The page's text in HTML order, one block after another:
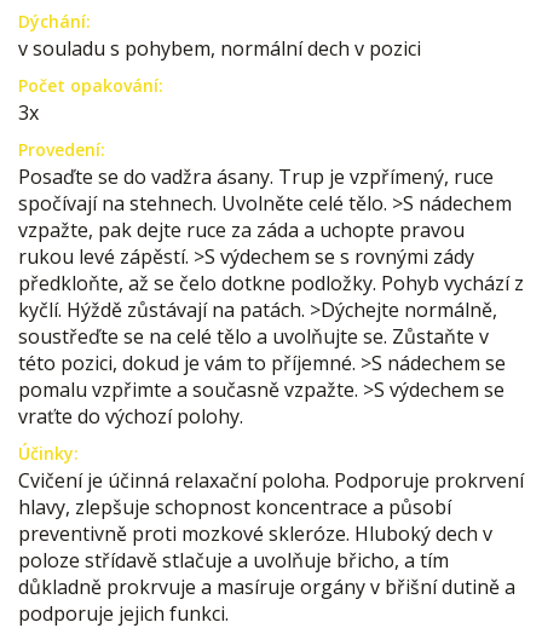
Dýchání:
v souladu s pohybem, normální dech v pozici
Počet opakování:
3x
Provedení:
Posaďte se do vadžra ásany. Trup je vzpřímený, ruce
spočívají na stehnech. Uvolněte celé tělo. >S nádechem
vzpažte, pak dejte ruce za záda a uchopte pravou
rukou levé zápěstí. >S výdechem se s rovnými zády
předkloňte, až se čelo dotkne podložky. Pohyb vychází z
kyčlí. Hýždě zůstávají na patách. >Dýchejte normálně,
soustřeďte se na celé tělo a uvolňujte se. Zůstaňte v
této pozici, dokud je vám to příjemné. >S nádechem se
pomalu vzpřimte a současně vzpažte. >S výdechem se
vraťte do výchozí polohy.
Účinky:
Cvičení je účinná relaxační poloha. Podporuje prokrvení
hlavy, zlepšuje schopnost koncentrace a působí
preventivně proti mozkové skleróze. Hluboký dech v
poloze střídavě stlačuje a uvolňuje břicho, a tím
důkladně prokrvuje a masíruje orgány v břišní dutině a
podporuje jejich funkci.